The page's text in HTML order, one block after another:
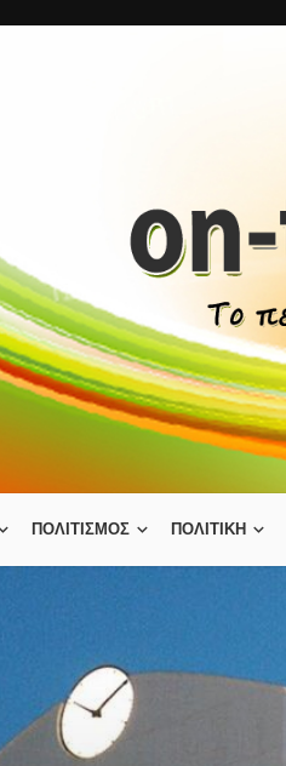
ΠΟΛΙΤΙΣΜΟΣ ΠΟΛΙΤΙΚΗ